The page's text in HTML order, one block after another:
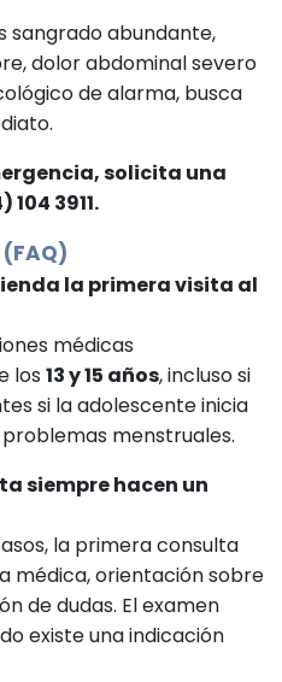
sangrado abundante,
dolor abdominal severo
de alarma, busca
solicita una
3911.
la primera visita al
médicas
los 13 y 15 años, incluso si
si la adolescente inicia
menstruales.
siempre hacen un
la primera consulta
médica, orientación sobre
de dudas. El examen
existe una indicación